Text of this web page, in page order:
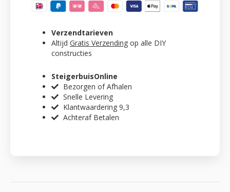
Verzendtarieven
Altijd Gratis Verzending op alle DIY
constructies
SteigerbuisOnline
Bezorgen of Afhalen
Snelle Levering
Klantwaardering 9,3
Achteraf Betalen